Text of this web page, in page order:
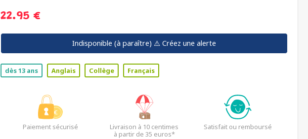
22.95 €
Indisponible (à paraître) ⚠️ Créez une alerte
dès 13 ans Anglais Collège Français
Paiement sécurisé
Livraison à 10 centimes
à partir de 35 euros*
Satisfait ou remboursé